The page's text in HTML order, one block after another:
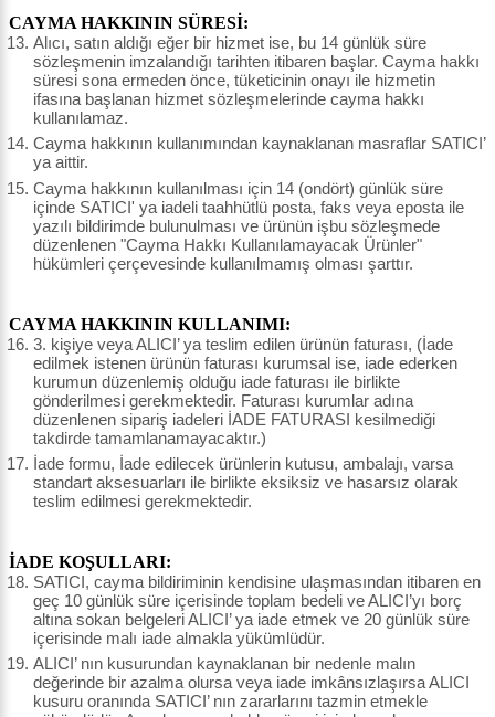
CAYMA HAKKININ SÜRESİ:
Alıcı, satın aldığı eğer bir hizmet ise, bu 14 günlük süre
sözleşmenin imzalandığı tarihten itibaren başlar. Cayma hakkı
süresi sona ermeden önce, tüketicinin onayı ile hizmetin
ifasına başlanan hizmet sözleşmelerinde cayma hakkı
kullanılamaz.
Cayma hakkının kullanımından kaynaklanan masraflar SATICI’
ya aittir.
Cayma hakkının kullanılması için 14 (ondört) günlük süre
içinde SATICI' ya iadeli taahhütlü posta, faks veya eposta ile
yazılı bildirimde bulunulması ve ürünün işbu sözleşmede
düzenlenen "Cayma Hakkı Kullanılamayacak Ürünler"
hükümleri çerçevesinde kullanılmamış olması şarttır.
CAYMA HAKKININ KULLANIMI:
3. kişiye veya ALICI’ ya teslim edilen ürünün faturası, (İade
edilmek istenen ürünün faturası kurumsal ise, iade ederken
kurumun düzenlemiş olduğu iade faturası ile birlikte
gönderilmesi gerekmektedir. Faturası kurumlar adına
düzenlenen sipariş iadeleri İADE FATURASI kesilmediği
takdirde tamamlanamayacaktır.)
İade formu, İade edilecek ürünlerin kutusu, ambalajı, varsa
standart aksesuarları ile birlikte eksiksiz ve hasarsız olarak
teslim edilmesi gerekmektedir.
İADE KOŞULLARI:
SATICI, cayma bildiriminin kendisine ulaşmasından itibaren en
geç 10 günlük süre içerisinde toplam bedeli ve ALICI’yı borç
altına sokan belgeleri ALICI’ ya iade etmek ve 20 günlük süre
içerisinde malı iade almakla yükümlüdür.
ALICI’ nın kusurundan kaynaklanan bir nedenle malın
değerinde bir azalma olursa veya iade imkânsızlaşırsa ALICI
kusuru oranında SATICI’ nın zararlarını tazmin etmekle